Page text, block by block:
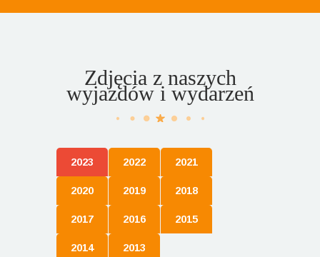
Zdjęcia z naszych
wyjazdów i wydarzeń
2023 2022 2021
2020 2019 2018
2017 2016 2015
2014 2013